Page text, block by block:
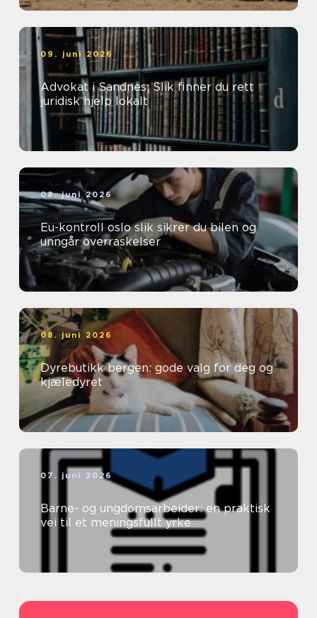
09. juni 2026
Advokat i Sandnes: Slik finner du rett
juridisk hjelp lokalt
08. juni 2026
Eu-kontroll oslo slik sikrer du bilen og
unngår overraskelser
08. juni 2026
Dyrebutikk bergen: gode valg for deg og
kjæledyret
07. juni 2026
Barne- og ungdomsarbeider: en praktisk
vei til et meningsfullt yrke